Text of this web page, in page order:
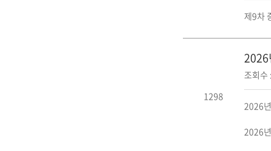
제9차
1298
2026
조회
2026
2026